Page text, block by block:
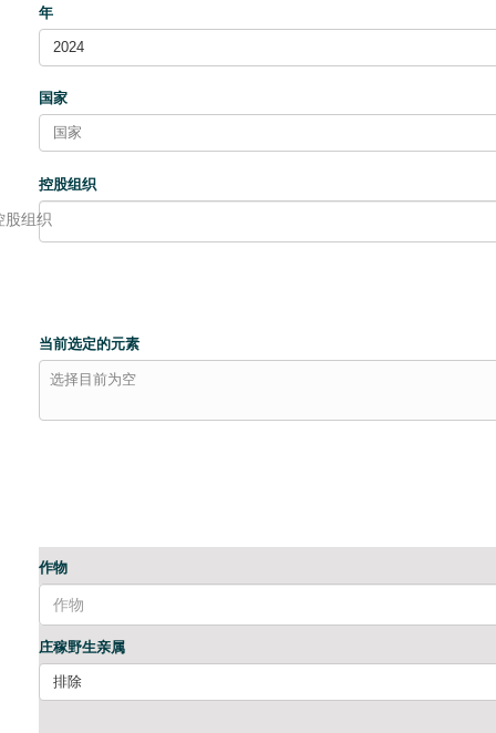
年
2024
国家
控股组织
股组织
当前选定的元素
选择目前为空
作物
庄稼野生亲属
排除